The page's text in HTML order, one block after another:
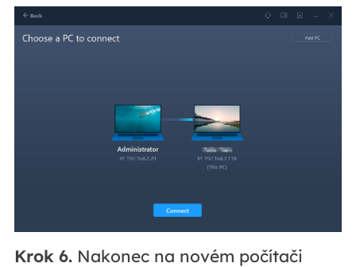
Krok 6.Nakonec na novém počítači